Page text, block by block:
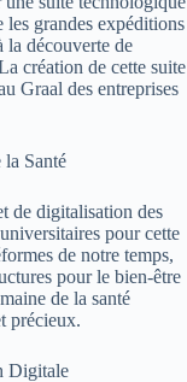
grandes expéditions
la découverte de
création de cette suite
Graal des entreprises
Santé
de digitalisation des
pour cette
de notre temps,
pour le bien-être
de la santé
précieux.
Digitale